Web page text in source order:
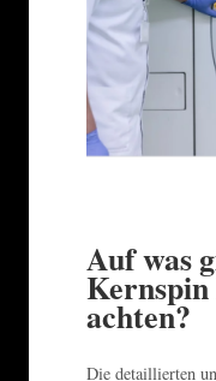
Auf was
achten?
Die detaillierten